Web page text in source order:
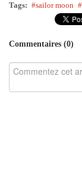
Tags: sailor moon
Commentaires (0)